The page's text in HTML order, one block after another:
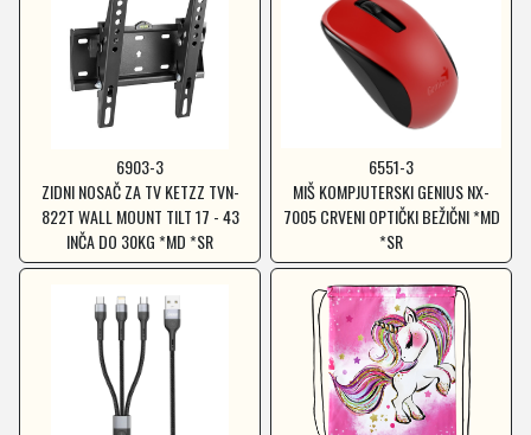
6903-3
ZIDNI NOSAČ ZA TV KETZZ TVN-
822T WALL MOUNT TILT 17 - 43
INČA DO 30KG *MD *SR
6551-3
MIŠ KOMPJUTERSKI GENIUS NX-
7005 CRVENI OPTIČKI BEŽIČNI *MD
*SR